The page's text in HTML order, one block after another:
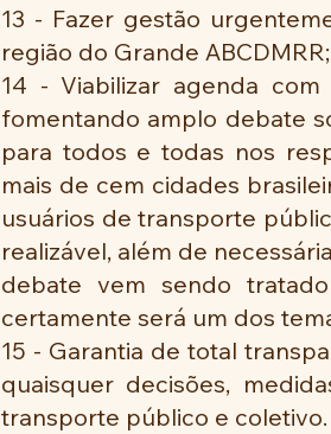
13 - Fazer gestão
região do Grande ABCDMRR;
14 - Viabilizar agenda
fomentando amplo debate
para todos e todas nos
mais de cem cidades
usuários de transporte
realizável, além de
debate vem sendo
certamente será um dos
15 - Garantia de total
quaisquer decisões,
transporte público e coletivo.